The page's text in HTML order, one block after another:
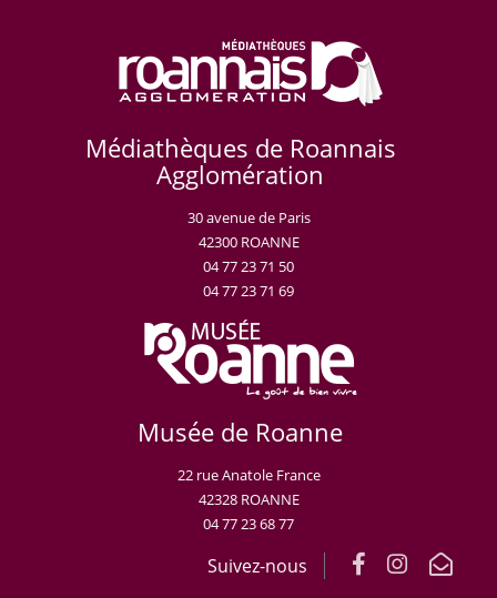
Médiathèques de Roannais
Agglomération
30 avenue de Paris
42300 ROANNE
04 77 23 71 50
04 77 23 71 69
Musée de Roanne
22 rue Anatole France
42328 ROANNE
04 77 23 68 77
Suivez-nous